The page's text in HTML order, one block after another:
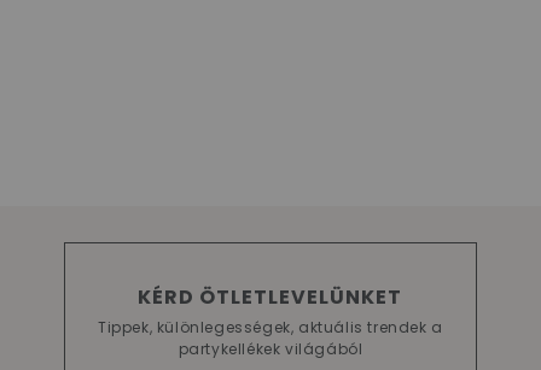
KÉRD ÖTLETLEVELÜNKET
Tippek, különlegességek, aktuális trendek a
partykellékek világából